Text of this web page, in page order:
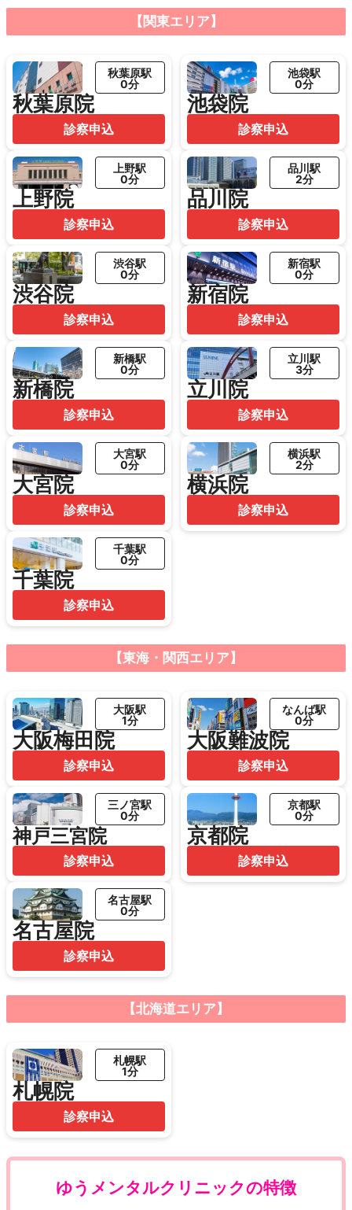
【関東エリア】
秋葉原院
秋葉原駅
0分
診察申込
池袋院
池袋駅
0分
診察申込
上野院
上野駅
0分
診察申込
品川院
品川駅
2分
診察申込
渋谷院
渋谷駅
0分
診察申込
新宿院
新宿駅
0分
診察申込
新橋院
新橋駅
0分
診察申込
立川院
立川駅
3分
診察申込
大宮院
大宮駅
0分
診察申込
横浜院
横浜駅
2分
診察申込
千葉院
千葉駅
0分
診察申込
【東海・関西エリア】
大阪梅田院
大阪駅
1分
診察申込
大阪難波院
なんば駅
0分
診察申込
神戸三宮院
三ノ宮駅
0分
診察申込
京都院
京都駅
0分
診察申込
名古屋院
名古屋駅
0分
診察申込
【北海道エリア】
札幌院
札幌駅
1分
診察申込
ゆうメンタルクリニックの特徴